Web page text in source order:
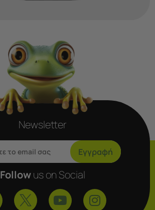
Newsletter
Εγγραφή
Followus on Social